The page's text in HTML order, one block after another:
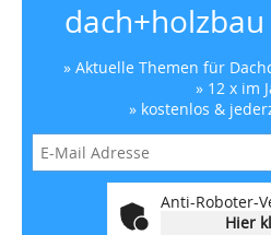
» Aktuelle Themen für
» 12 x im
» kostenlos &
Anti-Roboter-
Hier